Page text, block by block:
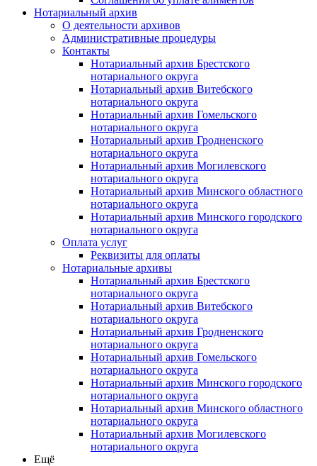
Нотариальный архив
О деятельности архивов
Административные процедуры
Контакты
Нотариальный архив Брестского
нотариального округа
Нотариальный архив Витебского
нотариального округа
Нотариальный архив Гомельского
нотариального округа
Нотариальный архив Гродненского
нотариального округа
Нотариальный архив Могилевского
нотариального округа
Нотариальный архив Минского областного
нотариального округа
Нотариальный архив Минского городского
нотариального округа
Оплата услуг
Реквизиты для оплаты
Нотариальные архивы
Нотариальный архив Брестского
нотариального округа
Нотариальный архив Витебского
нотариального округа
Нотариальный архив Гродненского
нотариального округа
Нотариальный архив Гомельского
нотариального округа
Нотариальный архив Минского городского
нотариального округа
Нотариальный архив Минского областного
нотариального округа
Нотариальный архив Могилевского
нотариального округа
Ещё